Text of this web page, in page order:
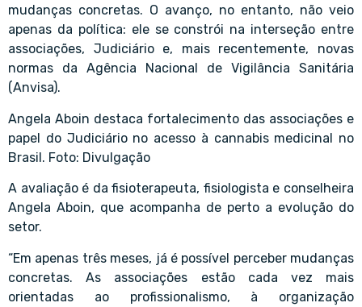
mudanças concretas. O avanço, no entanto, não veio
apenas da política: ele se constrói na interseção entre
associações, Judiciário e, mais recentemente, novas
normas da Agência Nacional de Vigilância Sanitária
(Anvisa).
Angela Aboin destaca fortalecimento das associações e
papel do Judiciário no acesso à cannabis medicinal no
Brasil. Foto: Divulgação
A avaliação é da fisioterapeuta, fisiologista e conselheira
Angela Aboin, que acompanha de perto a evolução do
setor.
“Em apenas três meses, já é possível perceber mudanças
concretas. As associações estão cada vez mais
orientadas ao profissionalismo, à organização